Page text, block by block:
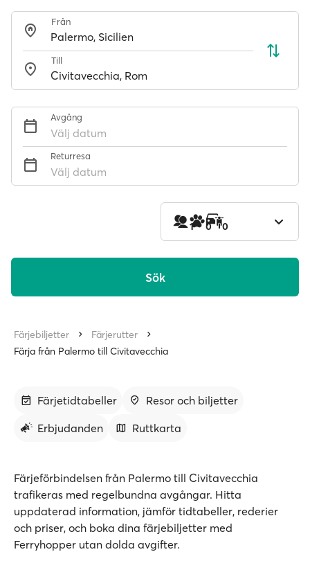
Från
Till
Avgång
Välj datum
Returresa
Välj datum
1 0 0
Sök
Färjebiljetter
Färjerutter
Färja från Palermo till Civitavecchia
Färjetidtabeller
Resor och biljetter
Erbjudanden
Ruttkarta
Färjeförbindelsen från Palermo till Civitavecchia
trafikeras med regelbundna avgångar. Hitta
uppdaterad information, jämför tidtabeller, rederier
och priser, och boka dina färjebiljetter med
Ferryhopper utan dolda avgifter.